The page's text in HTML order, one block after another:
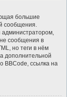
большие
сообщения.
администратором,
сообщения в
но теги в нём
дополнительной
BBCode, ссылка на